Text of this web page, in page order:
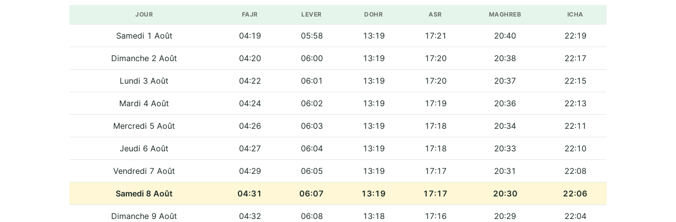
JOUR FAJR LEVER DOHR ASR MAGHREB ICHA
Samedi 1 Août 04:19 05:58 13:19 17:21 20:40 22:19
Dimanche 2 Août 04:20 06:00 13:19 17:20 20:38 22:17
Lundi 3 Août 04:22 06:01 13:19 17:20 20:37 22:15
Mardi 4 Août 04:24 06:02 13:19 17:19 20:36 22:13
Mercredi 5 Août 04:26 06:03 13:19 17:18 20:34 22:11
Jeudi 6 Août 04:27 06:04 13:19 17:18 20:33 22:10
Vendredi 7 Août 04:29 06:05 13:19 17:17 20:31 22:08
Samedi 8 Août 04:31 06:07 13:19 17:17 20:30 22:06
Dimanche 9 Août 04:32 06:08 13:18 17:16 20:29 22:04